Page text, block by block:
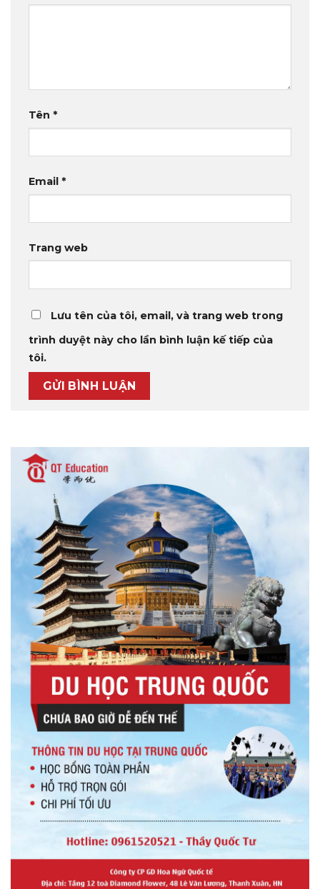
Tên *
Email *
Trang web
Lưu tên của tôi, email, và trang web trong
trình duyệt này cho lần bình luận kế tiếp của
tôi.